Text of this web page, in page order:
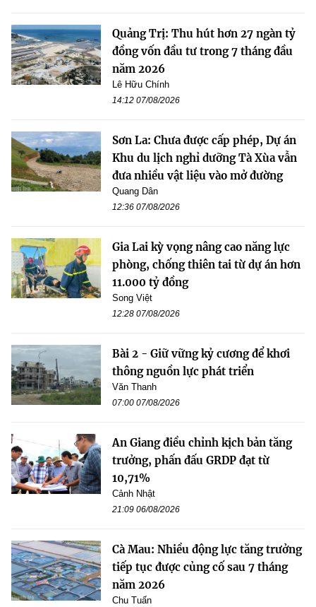
Quảng Trị: Thu hút hơn 27 ngàn tỷ
đồng vốn đầu tư trong 7 tháng đầu
năm 2026
Lê Hữu Chính
14:12 07/08/2026
Sơn La: Chưa được cấp phép, Dự án
Khu du lịch nghỉ dưỡng Tà Xùa vẫn
đưa nhiều vật liệu vào mở đường
Quang Dân
12:36 07/08/2026
Gia Lai kỳ vọng nâng cao năng lực
phòng, chống thiên tai từ dự án hơn
11.000 tỷ đồng
Song Việt
12:28 07/08/2026
Bài 2 - Giữ vững kỷ cương để khơi
thông nguồn lực phát triển
Văn Thanh
07:00 07/08/2026
An Giang điều chỉnh kịch bản tăng
trưởng, phấn đấu GRDP đạt từ
10,71%
Cảnh Nhật
21:09 06/08/2026
Cà Mau: Nhiều động lực tăng trưởng
tiếp tục được củng cố sau 7 tháng
năm 2026
Chu Tuấn